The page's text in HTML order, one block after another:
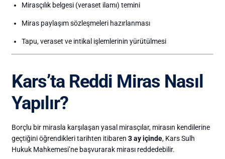
Mirasçılık belgesi (veraset ilamı) temini
Miras paylaşım sözleşmeleri hazırlanması
Tapu, veraset ve intikal işlemlerinin yürütülmesi
Kars’ta Reddi Miras Nasıl
Yapılır?
Borçlu bir mirasla karşılaşan yasal mirasçılar, mirasın kendilerine
geçtiğini öğrendikleri tarihten itibaren 3 ay içinde, Kars Sulh
Hukuk Mahkemesi’ne başvurarak mirası reddedebilir.